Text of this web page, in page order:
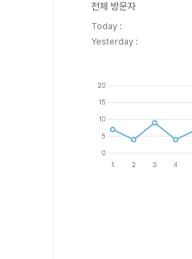
전체 방문자
Today :
Yesterday :